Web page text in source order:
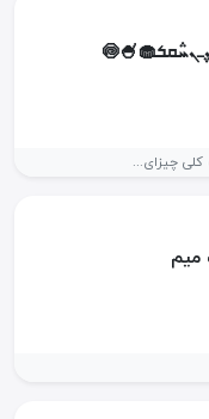
کلی چیزای...
میم